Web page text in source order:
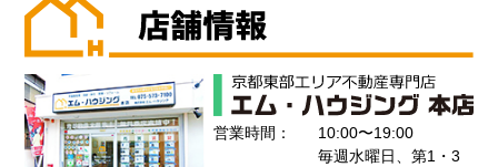
営業時間： 10:00〜19:00
毎週水曜日、第1・3